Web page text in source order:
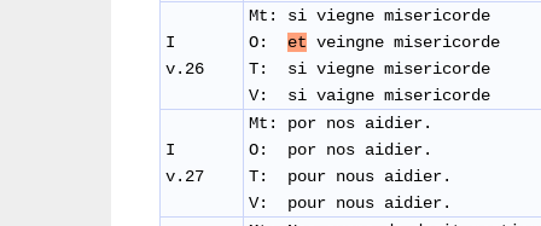
I
v.26
Mt: si viegne misericorde
O: et veingne misericorde
T: si viegne misericorde
V: si vaigne misericorde
I
v.27
Mt: por nos aidier.
O: por nos aidier.
T: pour nous aidier.
V: pour nous aidier.